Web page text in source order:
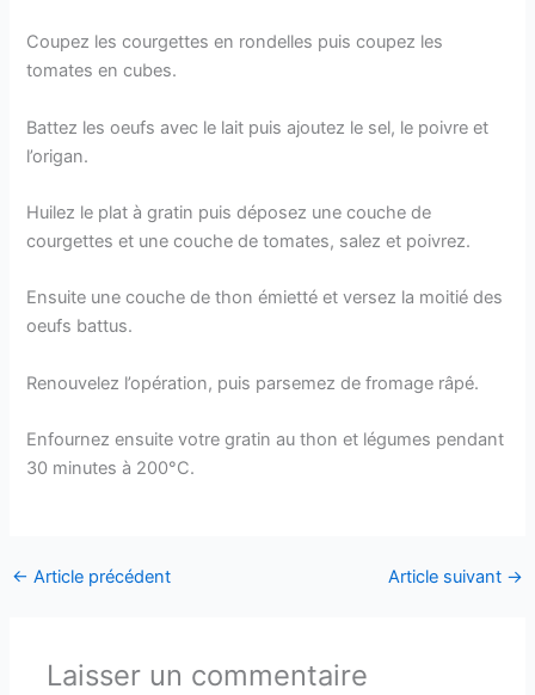
Coupez les courgettes en rondelles puis coupez les
tomates en cubes.
Battez les oeufs avec le lait puis ajoutez le sel, le poivre et
l’origan.
Huilez le plat à gratin puis déposez une couche de
courgettes et une couche de tomates, salez et poivrez.
Ensuite une couche de thon émietté et versez la moitié des
oeufs battus.
Renouvelez l’opération, puis parsemez de fromage râpé.
Enfournez ensuite votre gratin au thon et légumes pendant
30 minutes à 200°C.
← Article précédent Article suivant →
Laisser un commentaire